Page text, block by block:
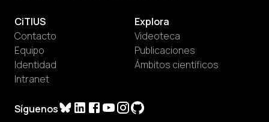
Síguenos
CiTIUS
Contacto
Equipo
Identidad
Intranet
Explora
Videoteca
Publicaciones
Ámbitos científicos